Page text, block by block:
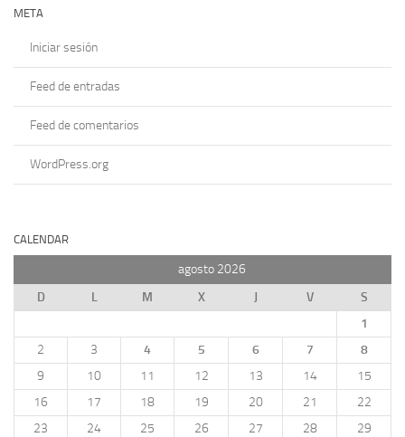
META
Iniciar sesión
Feed de entradas
Feed de comentarios
WordPress.org
CALENDAR
agosto 2026
D
L M X J V
S
1
2
3 4 5 6 7
8
9
10 11 12 13 14
15
16
17 18 19 20 21
22
23
24 25 26 27 28
29